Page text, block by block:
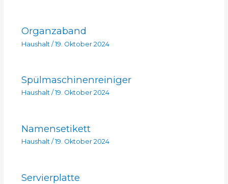
Organzaband
Haushalt /19. Oktober 2024
Spülmaschinenreiniger
Haushalt/ 19. Oktober 2024
Namensetikett
Haushalt/ 19. Oktober 2024
Servierplatte